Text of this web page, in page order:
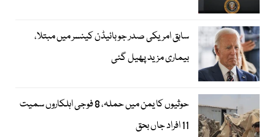
سابق امریکی صدر جوبائیڈن کینسر میں مبتلا،
بیماری مزید پھیل گئی
حوثیوں کا یمن میں حملہ، 8 فوجی اہلکاروں سمیت
11 افراد جاں بحق